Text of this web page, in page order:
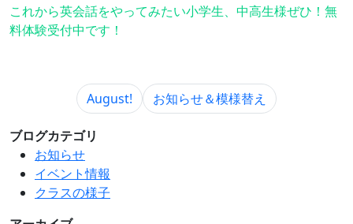
これから英会話をやってみたい小学生、中高生様ぜひ！無
料体験受付中です！
August! お知らせ＆模様替え
ブログカテゴリ
お知らせ
イベント情報
クラスの様子